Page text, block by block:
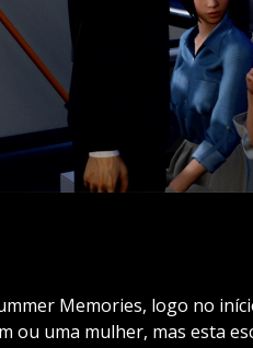
Memories, logo no
ou uma mulher, mas esta